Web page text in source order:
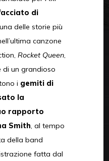
di
delle storie più
canzone
Rocket Queen,
di un grandioso
i gemiti di
la
rapporto
Smith, al tempo
della band
fatta dal